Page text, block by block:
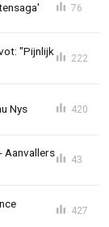
76
"Pijnlijk
222
Nys 420
Aanvallers
43
427